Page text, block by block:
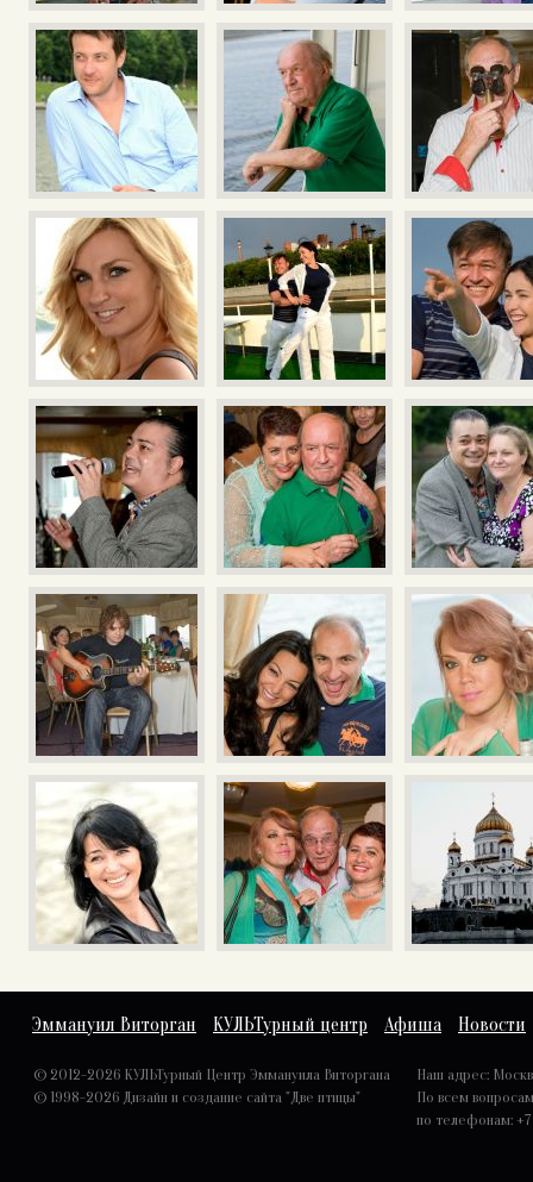
Эммануил Виторган КУЛЬТурный центр Афиша Новости
© 2012-2026 КУЛЬТурный Центр Эммануила Виторгана
© 1998-2026 Дизайн и создание сайта "Две птицы"
Наш адрес:
По всем
по телефонам: